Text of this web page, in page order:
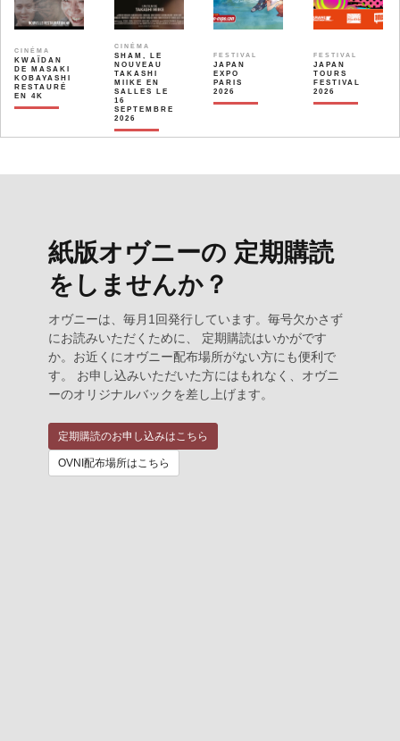
CINÉMA
KWAÏDAN
DE MASAKI
KOBAYASHI
RESTAURÉ
EN 4K
CINÉMA
SHAM, LE
NOUVEAU
TAKASHI
MIIKE EN
SALLES LE
16
SEPTEMBRE
2026
FESTIVAL
JAPAN
EXPO
PARIS
2026
FESTIVAL
JAPAN
TOURS
FESTIVAL
2026
紙版オヴニーの 定期購読
をしませんか？
オヴニーは、毎月1回発行しています。毎号欠かさず
にお読みいただくために、 定期購読はいかがです
か。お近くにオヴニー配布場所がない方にも便利で
す。 お申し込みいただいた方にはもれなく、オヴニ
ーのオリジナルバックを差し上げます。
定期購読のお申し込みはこちら
OVNI配布場所はこちら